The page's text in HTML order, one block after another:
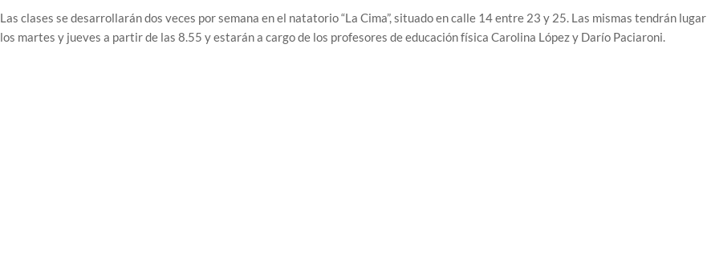
Las clases se desarrollarán dos veces por semana en el natatorio “La Cima”, situado en calle 14 entre 23 y 25. Las mismas tendrán lugar
los martes y jueves a partir de las 8.55 y estarán a cargo de los profesores de educación física Carolina López y Darío Paciaroni.